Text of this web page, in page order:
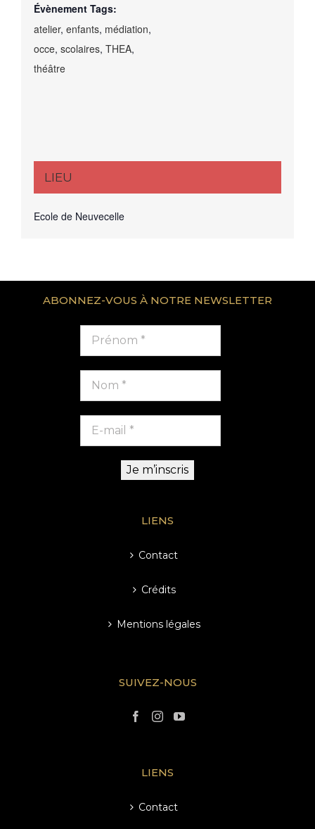
Évènement Tags:
atelier, enfants, médiation,
occe, scolaires, THEA,
théâtre
LIEU
Ecole de Neuvecelle
ABONNEZ-VOUS À NOTRE NEWSLETTER
LIENS
Contact
Crédits
Mentions légales
SUIVEZ-NOUS
LIENS
Contact